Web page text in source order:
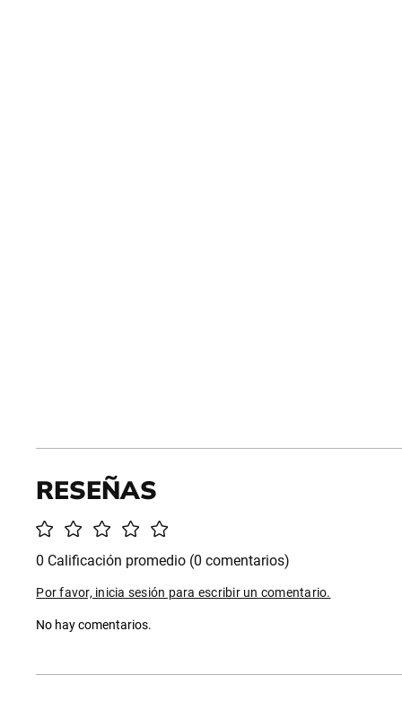
0 Calificación promedio (0 comentarios)
Por favor, inicia sesión para escribir un comentario.
No hay comentarios.